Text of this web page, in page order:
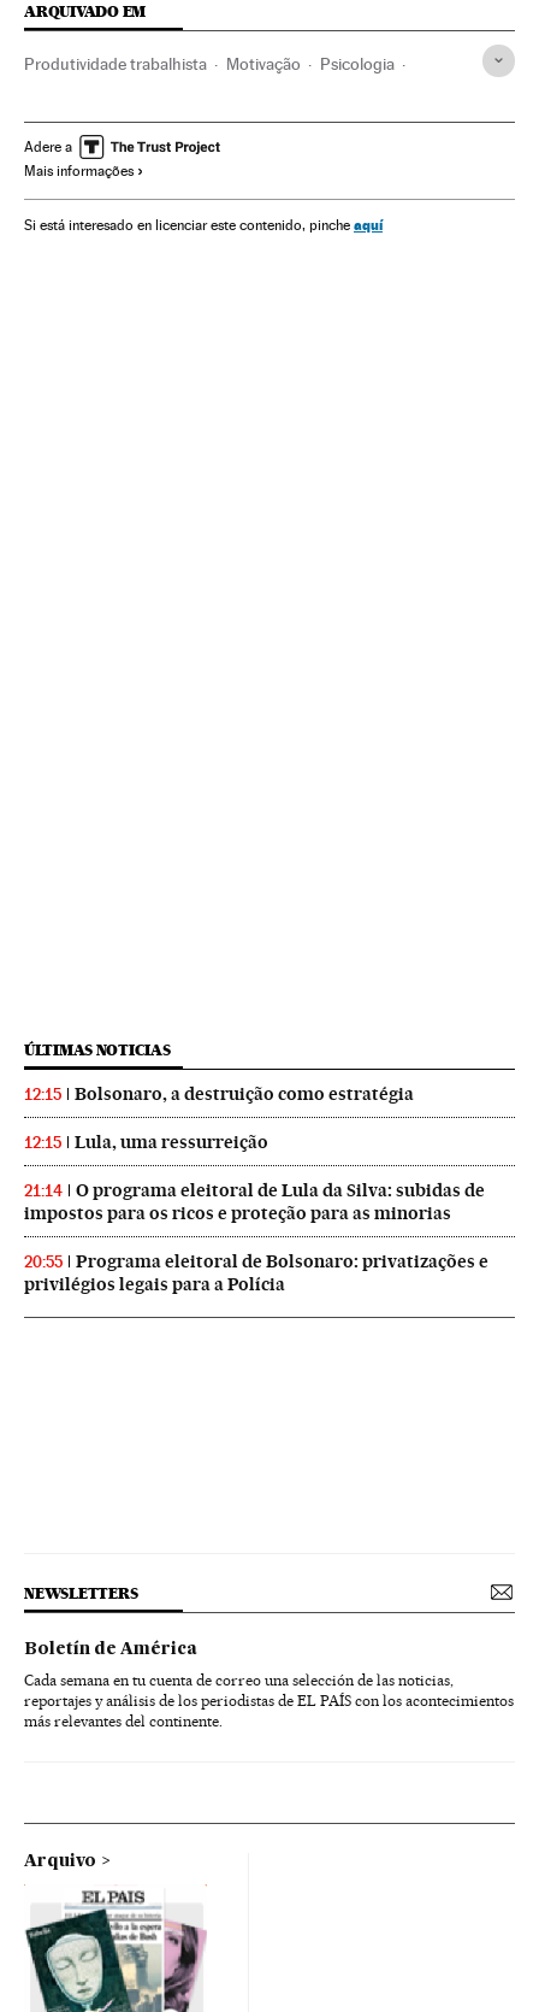
ARQUIVADO EM
Produtividade trabalhista Motivação Psicologia
Adere a
Mais informações
Si está interesado en licenciar este contenido, pinche aquí
ÚLTIMAS NOTICIAS
12:15 Bolsonaro, a destruição como estratégia
12:15 Lula, uma ressurreição
21:14
O programa eleitoral de Lula da Silva: subidas de
impostos para os ricos e proteção para as minorias
20:55
Programa eleitoral de Bolsonaro: privatizações e
privilégios legais para a Polícia
NEWSLETTERS
Boletín de América
Cada semana en tu cuenta de correo una selección de las noticias,
reportajes y análisis de los periodistas de EL PAÍS con los acontecimientos
más relevantes del continente.
Arquivo